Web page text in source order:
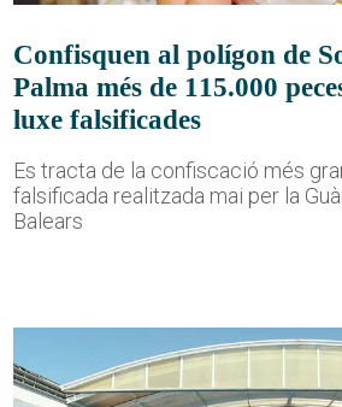
Confisquen al polígon de
Palma més de 115.000
luxe falsificades
Es tracta de la confiscació més
falsificada realitzada mai per la
Balears